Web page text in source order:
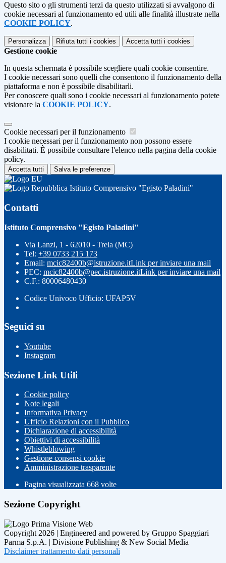
Questo sito o gli strumenti terzi da questo utilizzati si avvalgono di
cookie necessari al funzionamento ed utili alle finalità illustrate nella
COOKIE POLICY.
Personalizza Rifiuta tutti i cookies Accetta tutti i cookies
Gestione cookie
In questa schermata è possibile scegliere quali cookie consentire.
I cookie necessari sono quelli che consentono il funzionamento della
piattaforma e non è possibile disabilitarli.
Per conoscere quali sono i cookie necessari al funzionamento potete
visionare la COOKIE POLICY.
Cookie necessari per il funzionamento
I cookie necessari per il funzionamento non possono essere
disabilitati. È possibile consultare l'elenco nella pagina della cookie
policy.
Accetta tutti Salva le preferenze
Istituto Comprensivo "Egisto Paladini"
Contatti
Istituto Comprensivo "Egisto Paladini"
Via Lanzi, 1 - 62010 - Treia (MC)
Tel: +39 0733 215 173
Email: mcic82400b@istruzione.itLink per inviare una mail
PEC: mcic82400b@pec.istruzione.itLink per inviare una mail
C.F.: 80006480430
Codice Univoco Ufficio: UFAP5V
Seguici su
Youtube
Instagram
Sezione Link Utili
Cookie policy
Note legali
Informativa Privacy
Ufficio Relazioni con il Pubblico
Dichiarazione di accessibilità
Obiettivi di accessibilità
Whistleblowing
Gestione consensi cookie
Amministrazione trasparente
Pagina visualizzata 668 volte
Sezione Copyright
Copyright 2026 | Engineered and powered by Gruppo Spaggiari
Parma S.p.A. | Divisione Publishing & New Social Media
Disclaimer trattamento dati personali